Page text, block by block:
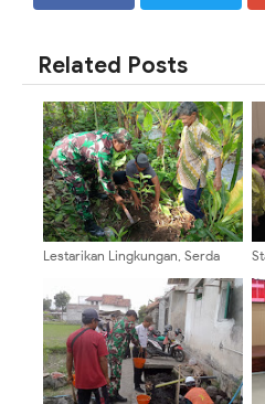
Related Posts
Lestarikan Lingkungan, Serda
Sidodadi Tanam Pohon Melalui
Aksi Bersatu Dengan Alam